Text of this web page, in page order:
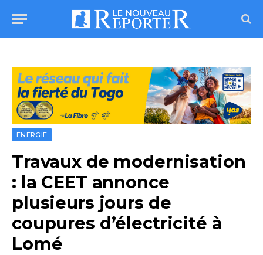
ENERGIE
Travaux de modernisation
: la CEET annonce
plusieurs jours de
coupures d’électricité à
Lomé